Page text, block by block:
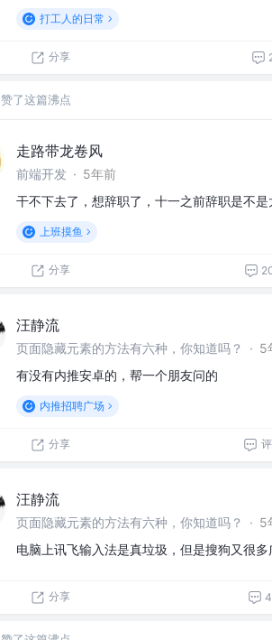
打工人的日常
分享
赞了这篇沸点
走路带龙卷风
前端开发 · 5年前
干不下去了，想辞职了，十一之前辞职是不
上班摸鱼
分享
汪静流
页面隐藏元素的方法有六种，你知道吗？ · 5
有没有内推安卓的，帮一个朋友问的
内推招聘广场
分享
汪静流
页面隐藏元素的方法有六种，你知道吗？ · 5
电脑上讯飞输入法是真垃圾，但是搜狗又很
分享